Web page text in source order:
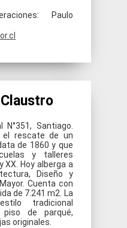
Paulo
N°351, Santiago.
el rescate de un
de 1860 y que
y talleres
XX. Hoy alberga a
Diseño y
Cuenta con
de 7.241 m2. La
tradicional
de parqué,
originales.